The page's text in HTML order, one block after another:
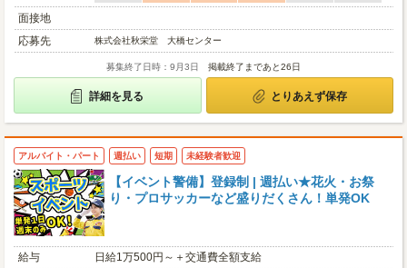
面接地
応募先
株式会社秋栄堂 大橋センター
募集終了日時：9月3日 掲載終了まであと26日
詳細を見る とりあえず保存
アルバイト・パート 週払い 短期 未経験者歓迎
【イベント警備】登録制 | 週払い★花火・お祭
り・プロサッカーなど盛りだくさん！単発OK
給与
日給1万500円～＋交通費全額支給